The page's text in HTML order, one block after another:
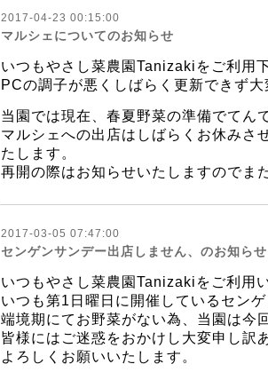
2017-04-23 00:15:00
マルシェについてのお知らせ
いつもやさし菜農園Tanizakiをご利用
PCの調子が悪くしばらく更新できず大
当園では現在、春夏野菜の準備でてん
マルシェへの出店はしばらくお休みさ
たします。
再開の際はお知らせいたしますのでま
2017-03-05 07:47:00
センゲンサンデー出店しません、のお知らせ
いつもやさし菜農園Tanizakiをご利用
いつも第1日曜日に開催しているセンゲ
端境期にてお野菜がない為、当園は今
皆様にはご迷惑をおかけし大変申し訳
よろしくお願いいたします。